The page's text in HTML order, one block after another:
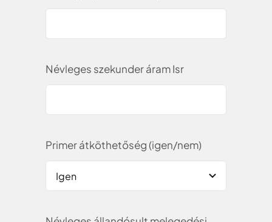
Névleges szekunder áram Isr
Primer átköthetőség (igen/nem)